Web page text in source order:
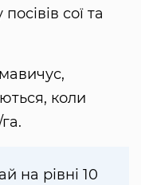
сої та
коли
на рівні 10